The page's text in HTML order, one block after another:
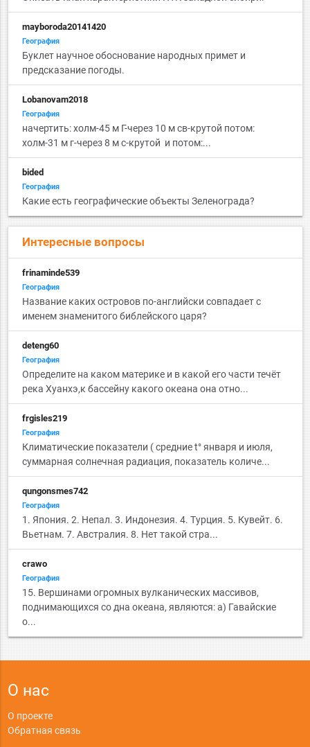
mayboroda20141420
География
Буклет научное обоснование народных примет и
предсказание погоды.
Lobanovam2018
География
начертить: холм-45 м Г-через 10 м св-крутой потом:
холм-31 м г-через 8 м с-крутой и потом:...
bided
География
Какие есть географические объекты Зеленограда?
Интересные вопросы
frinaminde539
География
Название каких островов по-английски совпадает с
именем знаменитого библейского царя?
deteng60
География
Определите на каком материке и в какой его части течёт
река Хуанхэ,к бассейну какого океана она отно...
frgisles219
География
Климатические показатели ( средние t° января и июля,
суммарная солнечная радиация, показатель количе...
qungonsmes742
География
1. Япония. 2. Непал. 3. Индонезия. 4. Турция. 5. Кувейт. 6.
Вьетнам. 7. Австралия. 8. Нет такой стра...
crawo
География
15. Вершинами огромных вулканических массивов,
поднимающихся со дна океана, являются: а) Гавайские
о...
О нас
О проекте
Обратная связь